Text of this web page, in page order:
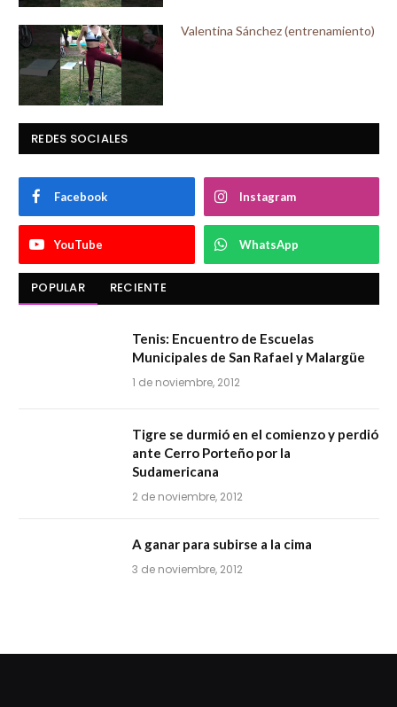
Valentina Sánchez (entrenamiento)
REDES SOCIALES
Facebook Instagram
YouTube WhatsApp
POPULAR RECIENTE
Tenis: Encuentro de Escuelas
Municipales de San Rafael y Malargüe
1 de noviembre, 2012
Tigre se durmió en el comienzo y perdió
ante Cerro Porteño por la
Sudamericana
2 de noviembre, 2012
A ganar para subirse a la cima
3 de noviembre, 2012